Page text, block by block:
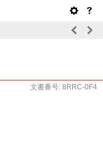
文書番号: 8RRC-0F4